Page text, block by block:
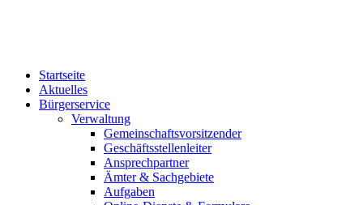
Startseite
Aktuelles
Bürgerservice
Verwaltung
Gemeinschaftsvorsitzender
Geschäftsstellenleiter
Ansprechpartner
Ämter & Sachgebiete
Aufgaben